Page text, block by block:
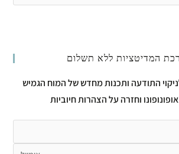
המדיטציות ללא תשלום
התודעה ותכנות מחדש של המוח הגמיש
וחזרה על הצהרות חיוביות